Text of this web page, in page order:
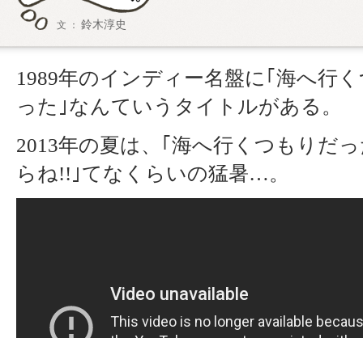
文 ： 鈴木淳史
1989年のインディー名盤に｢海へ行
った｣なんていうタイトルがある。
2013年の夏は、｢海へ行くつもりだ
らね!!｣てなくらいの猛暑…。